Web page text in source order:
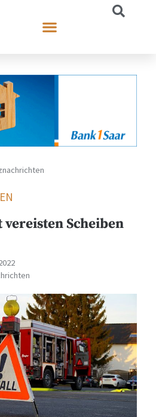
vereisten Scheiben